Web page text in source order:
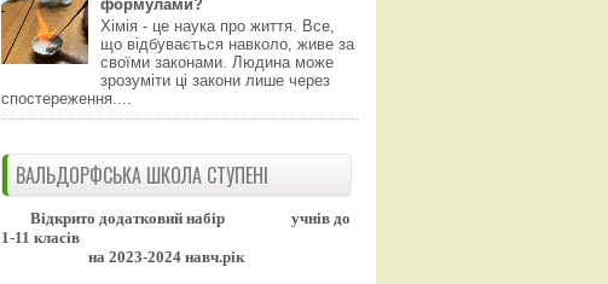
формулами?
Хімія - це наука про життя. Все,
що відбувається навколо, живе за
своїми законами. Людина може
зрозуміти ці закони лише через
спостереження....
ВАЛЬДОРФСЬКА ШКОЛА СТУПЕНІ
Відкрито додатковий набір
учнів до
1-11 класів
на 2023-2024 навч.рік